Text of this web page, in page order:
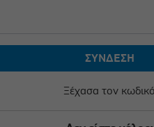
Ξέχασα τον κωδικό